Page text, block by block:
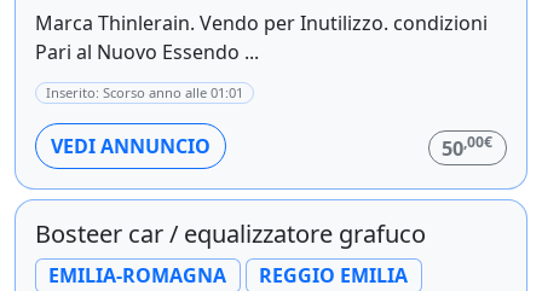
Marca Thinlerain. Vendo per Inutilizzo. condizioni
Pari al Nuovo Essendo ...
Inserito: Scorso anno alle 01:01
VEDI ANNUNCIO 50,00€
Bosteer car / equalizzatore grafuco
EMILIA-ROMAGNA
REGGIO EMILIA